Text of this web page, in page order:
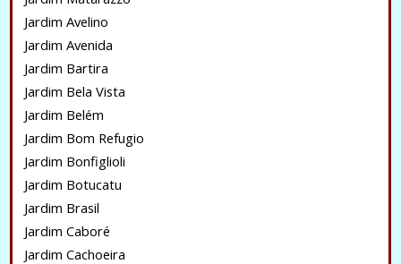
Jardim Avelino
Jardim Avenida
Jardim Bartira
Jardim Bela Vista
Jardim Belém
Jardim Bom Refugio
Jardim Bonfiglioli
Jardim Botucatu
Jardim Brasil
Jardim Caboré
Jardim Cachoeira